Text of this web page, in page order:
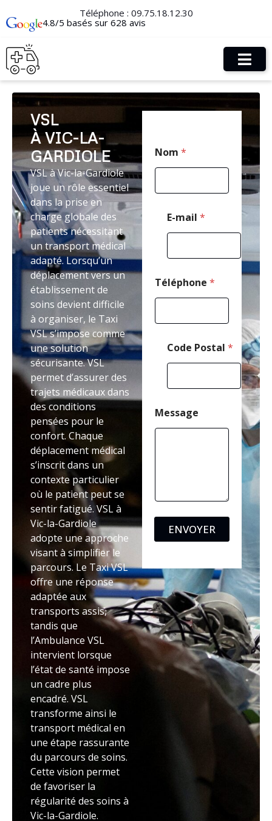
Téléphone : 09.75.18.12.30
4.8/5 basés sur 628 avis
VSL
À VIC-LA-
GARDIOLE
VSL à Vic-la-Gardiole
joue un rôle essentiel
dans la prise en
charge globale des
patients nécessitant
un transport médical
adapté. Lorsqu’un
déplacement vers un
établissement de
soins devient difficile
à organiser, le Taxi
VSL s’impose comme
une solution
sécurisante. VSL
permet d’assurer des
trajets médicaux dans
des conditions
pensées pour le
confort. Chaque
déplacement médical
s’inscrit dans un
contexte particulier
où le patient peut se
sentir fatigué. VSL à
Vic-la-Gardiole
adopte une approche
visant à simplifier le
parcours. Le Taxi VSL
offre une réponse
adaptée aux
transports assis,
tandis que
l’Ambulance VSL
intervient lorsque
l’état de santé impose
un cadre plus
encadré. VSL
transforme ainsi le
transport médical en
une étape rassurante
du parcours de soins.
Cette vision permet
de favoriser la
régularité des soins à
Vic-la-Gardiole.
Nom *
a
e
E-mail *
Téléphone *
Code Postal *
Message
ENVOYER